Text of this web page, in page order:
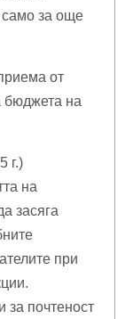
за още
от
бюджета на
г.)
на
засяга
при
за почтеност